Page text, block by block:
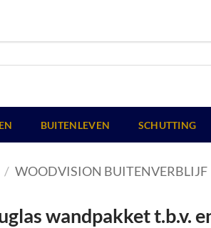
BUITENLEVEN SCHUTTING
/ WOODVISION BUITENVERBLIJF
wandpakket t.b.v.